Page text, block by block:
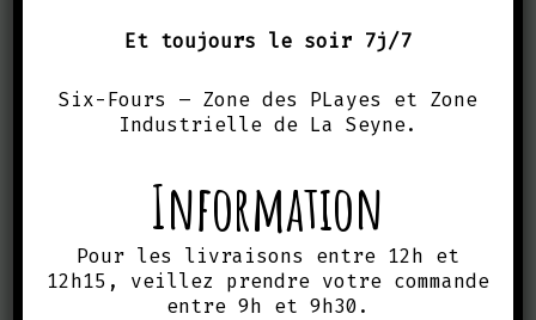
cookies (UE)
Et toujours le soir 7j/7
Six-Fours – Zone des PLayes et Zone
Industrielle de La Seyne.
Information
Pour les livraisons entre 12h et
12h15, veillez prendre votre commande
entre 9h et 9h30.